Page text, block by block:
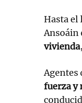
Hasta el
Ansoáin
vivienda
Agentes
fuerza y